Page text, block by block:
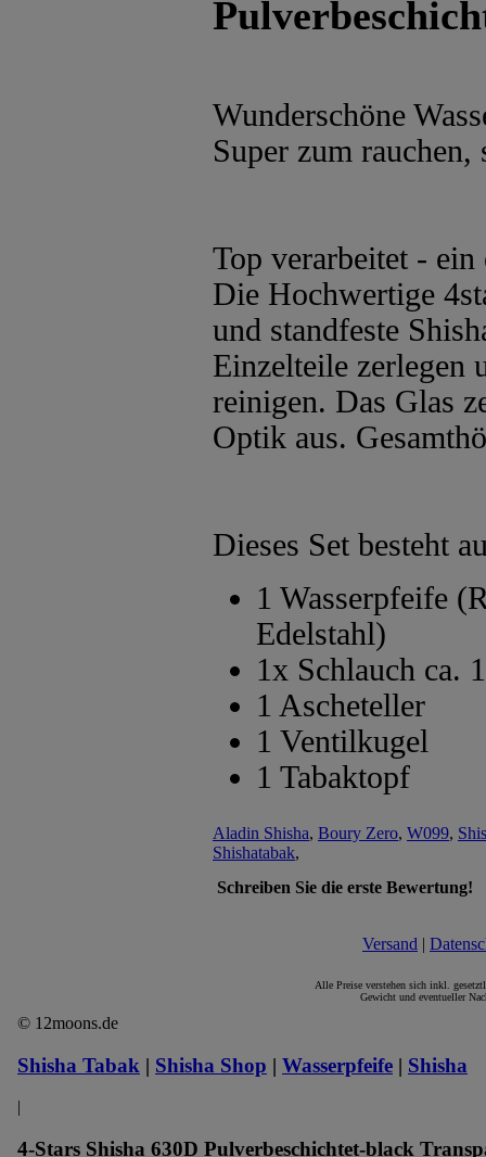
Wunderschöne
Super zum
Top verarbeitet -
Die Hochwertige
und standfeste
Einzelteile zerlegen
reinigen. Das Glas
Optik aus.
Dieses Set besteht
1 Wasserpfeife
Edelstahl)
1x Schlauch ca.
1 Ascheteller
1 Ventilkugel
1 Tabaktopf
Aladin Shisha, Boury Zero, W099,
Shishatabak,
Schreiben Sie die erste Bewertung!
Versand |
Alle Preise verstehen sich inkl.
Gewicht und eventueller
© 12moons.de
Shisha Tabak | Shisha Shop | Wasserpfeife | Shisha
|
4-Stars Shisha 630D Pulverbeschichtet-black